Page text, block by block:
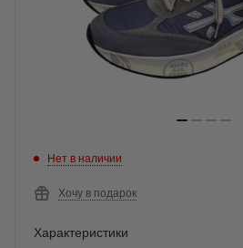
Нет в наличии
Хочу в подарок
Характеристики